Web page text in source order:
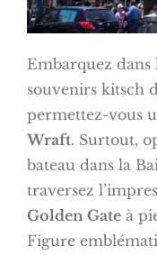
Embarquez dans
souvenirs kitsch
permettez-vous
Wraft. Surtout,
bateau dans la
traversez
Golden Gateà
Figure